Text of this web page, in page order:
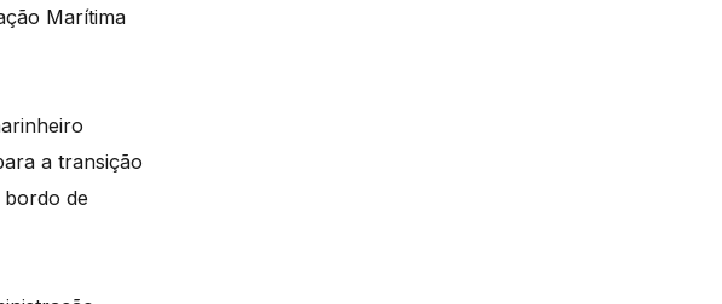
Marítima
a transição
de